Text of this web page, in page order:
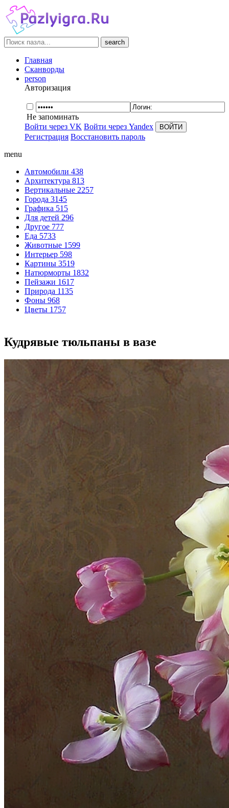
search
Главная
Сканворды
person
Авторизация
Не запоминать
Войти через VK Войти через Yandex
Регистрация Восстановить пароль
menu
Автомобили 438
Архитектура 813
Вертикальные 2257
Города 3145
Графика 515
Для детей 296
Другое 777
Еда 5733
Животные 1599
Интерьер 598
Картины 3519
Натюрморты 1832
Пейзажи 1617
Природа 1135
Фоны 968
Цветы 1757
Кудрявые тюльпаны в вазе